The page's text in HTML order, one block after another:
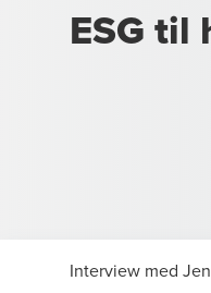
ESG
Interview med